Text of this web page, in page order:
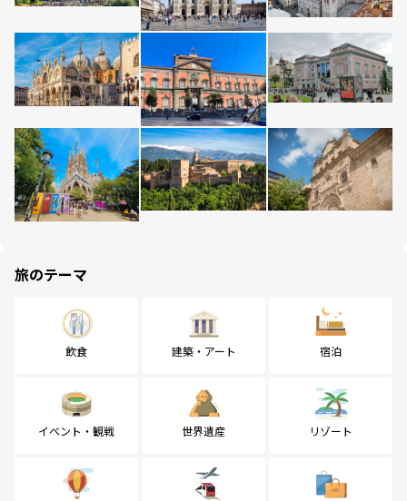
旅のテーマ
飲食 建築・アート 宿泊
イベント・観戦 世界遺産 リゾート